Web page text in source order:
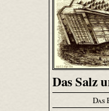
Das Salz